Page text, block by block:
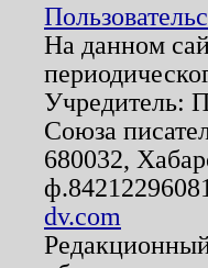
На данном
Учредитель:
Союза
680032,
dv.com